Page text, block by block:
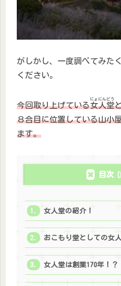
がしかし、一度調べてみた
ください。
今回取り上げている女人堂
にょにんどう
８合目に位置している山小
ます。
目次
女人堂の紹介！
おこもり堂としての女
女人堂は創業170年！？